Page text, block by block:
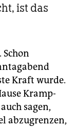
ist das
Kraft wurde.
Kramp-
sagen,
abzugrenzen,